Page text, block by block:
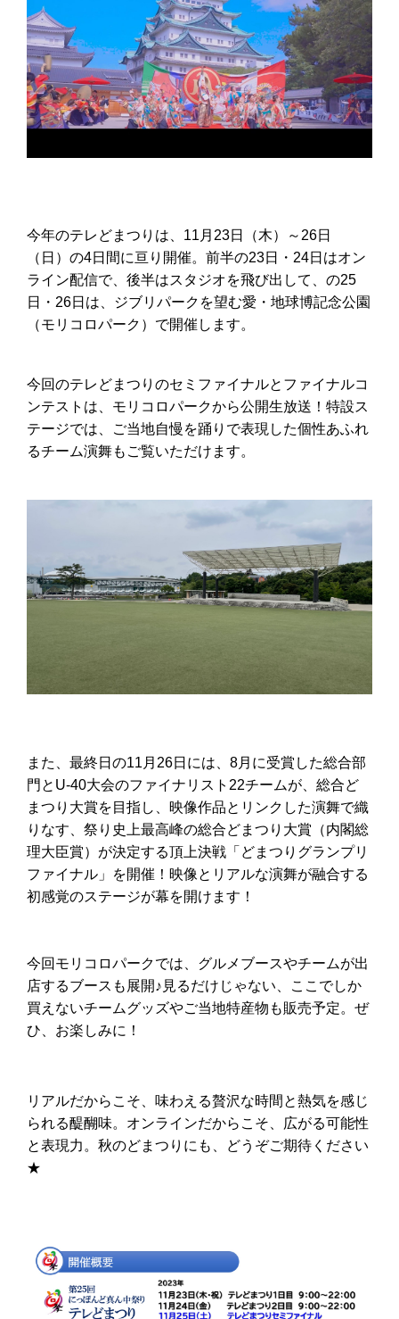
今年のテレどまつりは、11月23日（木）～26日
（日）の4日間に亘り開催。前半の23日・24日はオン
ライン配信で、後半はスタジオを飛び出して、の25
日・26日は、ジブリパークを望む愛・地球博記念公園
（モリコロパーク）で開催します。
今回のテレどまつりのセミファイナルとファイナルコ
ンテストは、モリコロパークから公開生放送！特設ス
テージでは、ご当地自慢を踊りで表現した個性あふれ
るチーム演舞もご覧いただけます。
また、最終日の11月26日には、8月に受賞した総合部
門とU-40大会のファイナリスト22チームが、総合ど
まつり大賞を目指し、映像作品とリンクした演舞で織
りなす、祭り史上最高峰の総合どまつり大賞（内閣総
理大臣賞）が決定する頂上決戦「どまつりグランプリ
ファイナル」を開催！映像とリアルな演舞が融合する
初感覚のステージが幕を開けます！
今回モリコロパークでは、グルメブースやチームが出
店するブースも展開♪見るだけじゃない、ここでしか
買えないチームグッズやご当地特産物も販売予定。ぜ
ひ、お楽しみに！
リアルだからこそ、味わえる贅沢な時間と熱気を感じ
られる醍醐味。オンラインだからこそ、広がる可能性
と表現力。 秋のどまつりにも、どうぞご期待ください
★